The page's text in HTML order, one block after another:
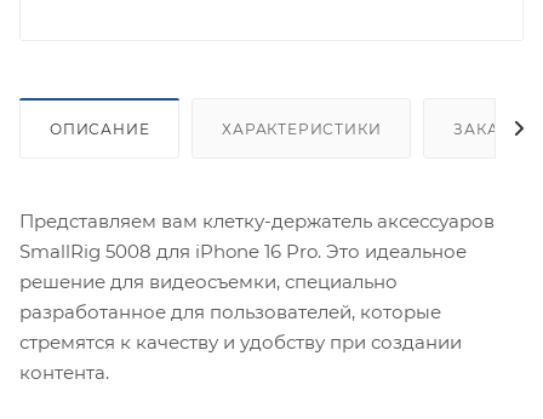
ОПИСАНИЕ ХАРАКТЕРИСТИКИ
Представляем вам клетку-держатель аксессуаров
SmallRig 5008 для iPhone 16 Pro. Это идеальное
решение для видеосъемки, специально
разработанное для пользователей, которые
стремятся к качеству и удобству при создании
контента.